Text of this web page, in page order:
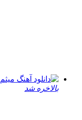
بالاخره شد